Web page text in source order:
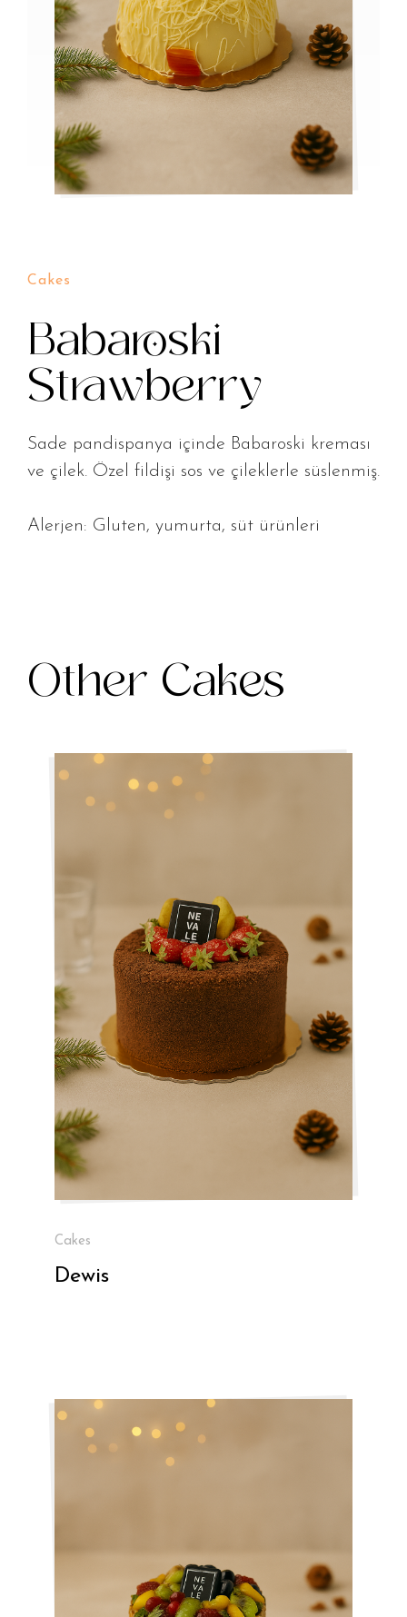
Cakes
Babaroski
Strawberry
Sade pandispanya içinde Babaroski kreması
ve çilek. Özel fildişi sos ve çileklerle süslenmiş.
Alerjen: Gluten, yumurta, süt ürünleri
Other Cakes
Cakes
Dewis